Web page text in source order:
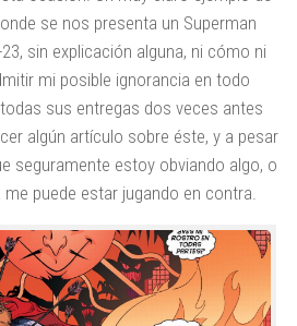
se nos presenta un Superman
sin explicación alguna, ni cómo ni
mi posible ignorancia en todo
sus entregas dos veces antes
algún artículo sobre éste, y a pesar
seguramente estoy obviando algo, o
puede estar jugando en contra.